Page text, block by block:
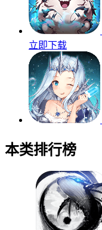
立即下载
本类排行榜